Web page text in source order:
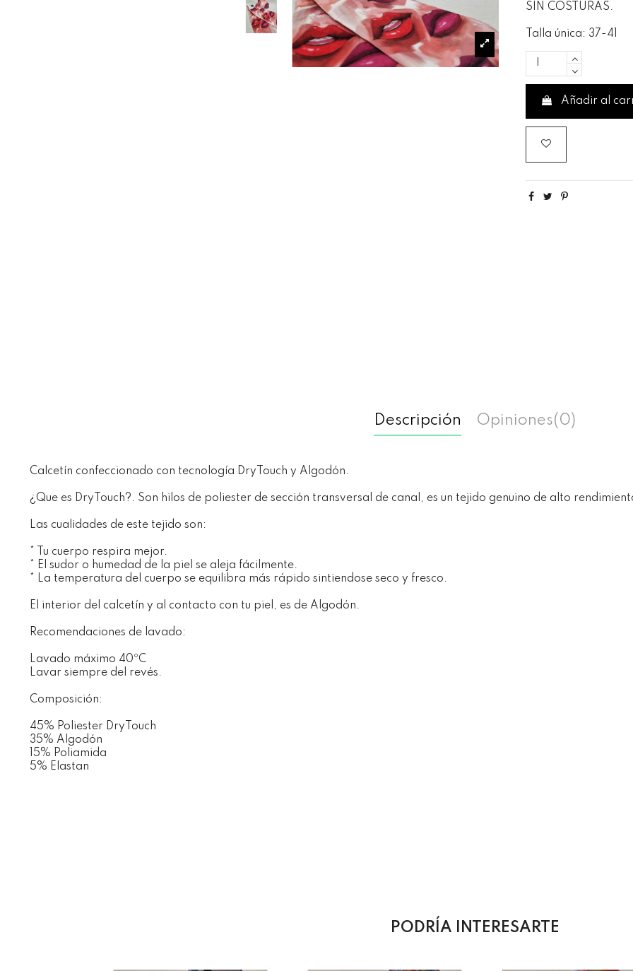
SIN COSTURAS.
Talla única: 37-41
Añadir al
Descripción Opiniones(0)
Calcetín confeccionado con tecnología DryTouch y Algodón.
¿Que es DryTouch?. Son hilos de poliester de sección transversal de canal, es un tejido genuino de alto
Las cualidades de este tejido son:
* Tu cuerpo respira mejor.
* El sudor o humedad de la piel se aleja fácilmente.
* La temperatura del cuerpo se equilibra más rápido sintiendose seco y fresco.
El interior del calcetín y al contacto con tu piel, es de Algodón.
Recomendaciones de lavado:
Lavado máximo 40ºC
Lavar siempre del revés.
Composición:
45% Poliester DryTouch
35% Algodón
15% Poliamida
5% Elastan
PODRÍA INTERESARTE